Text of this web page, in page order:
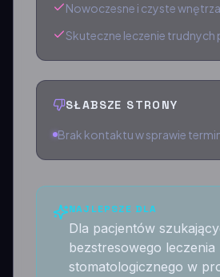
Nowoczesne i czyste wnętrza
Skuteczne leczenie
SŁABSZE STRONY
Brak kontaktu w sprawie
NAJLEPSZE DLA
Dla pacjentów
bezstresowego leczenia
stomatologicznego w